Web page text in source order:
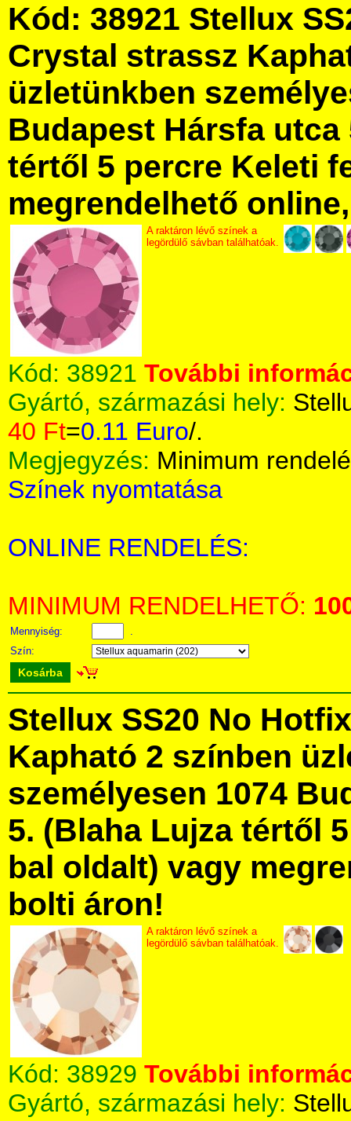
Kód: 38921 Stellux
Crystal strassz
üzletünkben
Budapest Hársfa utca
tértől 5 percre Keleti
megrendelhető
A raktáron lévő színek a
legördülő sávban találhatóak.
Kód: 38921 További
Gyártó, származási hely:
40 Ft=0.11 Euro/.
Megjegyzés: Minimum
Színek nyomtatása
ONLINE RENDELÉS:
MINIMUM RENDELHETŐ:
Mennyiség:
.
Szín:
Kosárba
Stellux SS20 No
Kapható 2 színben
személyesen 1074
5. (Blaha Lujza tértől
bal oldalt) vagy
bolti áron!
A raktáron lévő színek a
legördülő sávban találhatóak.
Kód: 38929 További
Gyártó, származási hely: